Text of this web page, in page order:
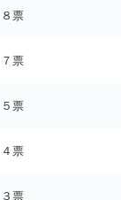
８票
７票
５票
４票
３票